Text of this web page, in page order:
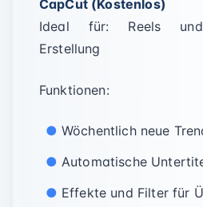
CapCut (Kostenlos)
Ideal für: Reels und
Erstellung
Funktionen:
Wöchentlich neue
Automatische
Effekte und Filter für